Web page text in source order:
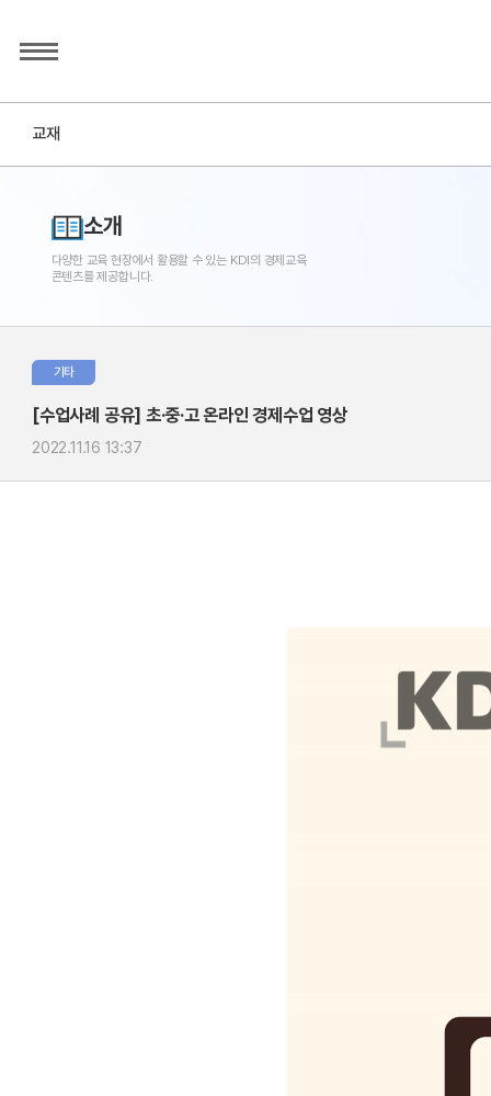
소개
다양한 교육 현장에서 활용할 수 있는 KDI의 경제교육
콘텐츠를 제공합니다.
교재
기타
[수업사례 공유] 초·중·고 온라인 경제수업 영상
2022.11.16 13:37